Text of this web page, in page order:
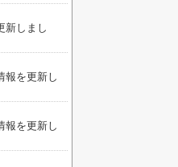
新しまし
報を更新し
報を更新し